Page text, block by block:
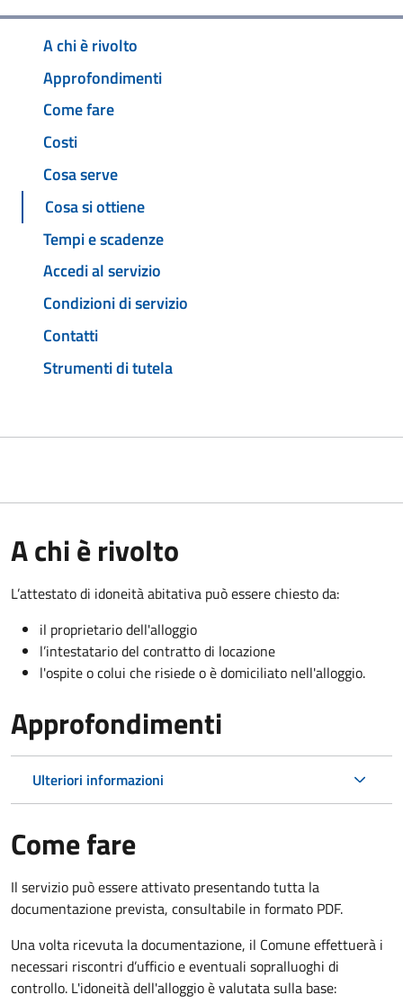
A chi è rivolto
Approfondimenti
Come fare
Costi
Cosa serve
Cosa si ottiene
Tempi e scadenze
Accedi al servizio
Condizioni di servizio
Contatti
Strumenti di tutela
A chi è rivolto
L’attestato di idoneità abitativa può essere chiesto da:
il proprietario dell'alloggio
l’intestatario del contratto di locazione
l'ospite o colui che risiede o è domiciliato nell'alloggio.
Approfondimenti
Ulteriori informazioni
Come fare
Il servizio può essere attivato presentando tutta la
documentazione prevista, consultabile in formato PDF.
Una volta ricevuta la documentazione, il Comune effettuerà i
necessari riscontri d’ufficio e eventuali sopralluoghi di
controllo. L'idoneità dell'alloggio è valutata sulla base: